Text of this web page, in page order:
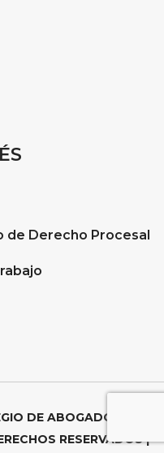
de Derecho Procesal
DE ABOGADOS
RESERVADOS |